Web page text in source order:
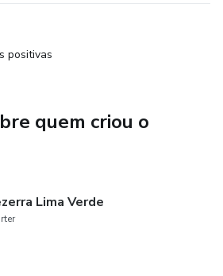
confira a página de cada
positivas
quem criou o
Lima Verde